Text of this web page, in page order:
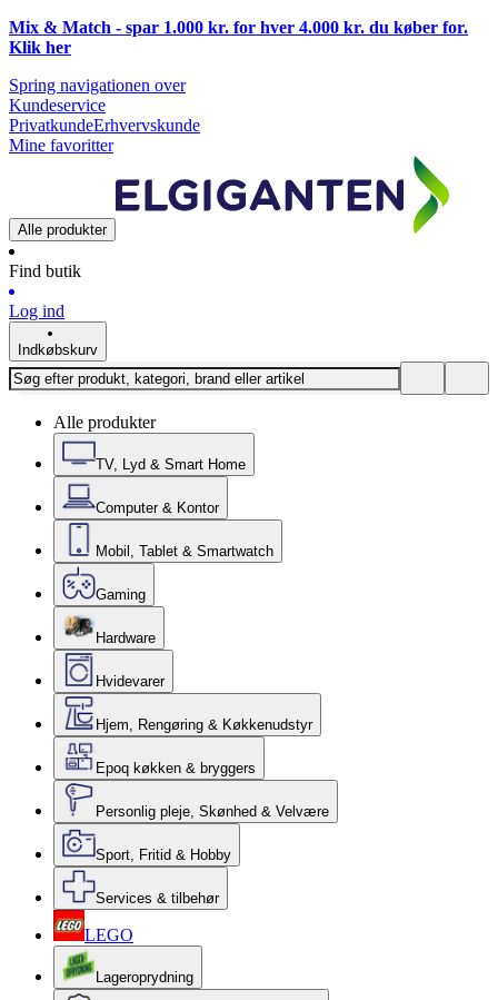
Mix & Match - spar 1.000 kr. for hver 4.000 kr. du køber for.
Klik her
Spring navigationen over
Kundeservice
PrivatkundeErhvervskunde
Mine favoritter
Alle produkter
Find butik
Log ind
Indkøbskurv
Alle produkter
TV, Lyd & Smart Home
Computer & Kontor
Mobil, Tablet & Smartwatch
Gaming
Hardware
Hvidevarer
Hjem, Rengøring & Køkkenudstyr
Epoq køkken & bryggers
Personlig pleje, Skønhed & Velvære
Sport, Fritid & Hobby
Services & tilbehør
LEGO
Lageroprydning